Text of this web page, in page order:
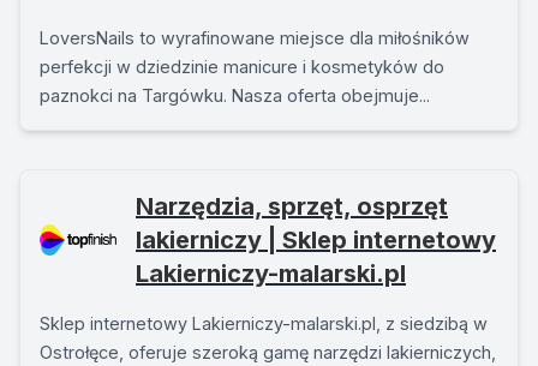
LoversNails to wyrafinowane miejsce dla miłośników
perfekcji w dziedzinie manicure i kosmetyków do
paznokci na Targówku. Nasza oferta obejmuje...
Narzędzia, sprzęt, osprzęt
lakierniczy | Sklep internetowy
Lakierniczy-malarski.pl
Sklep internetowy Lakierniczy-malarski.pl, z siedzibą w
Ostrołęce, oferuje szeroką gamę narzędzi lakierniczych,